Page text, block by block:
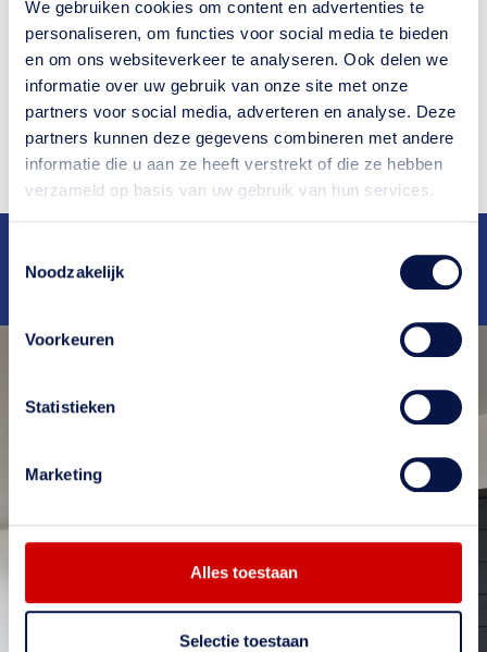
We gebruiken cookies om content en advertenties te
personaliseren, om functies voor social media te bieden
en om ons websiteverkeer te analyseren. Ook delen we
informatie over uw gebruik van onze site met onze
partners voor social media, adverteren en analyse. Deze
partners kunnen deze gegevens combineren met andere
informatie die u aan ze heeft verstrekt of die ze hebben
verzameld op basis van uw gebruik van hun services.
Noodzakelijk
Voorkeuren
Statistieken
Marketing
Alles toestaan
Selectie toestaan
begint, inclusief alle benodigde gereedschappen en
materialen. Werk snel en efficiënt om ervoor te zorgen dat
de lijm niet te snel opdroogt.
Neem contact op
Snelleoplevering
RTL5
Meer weten?